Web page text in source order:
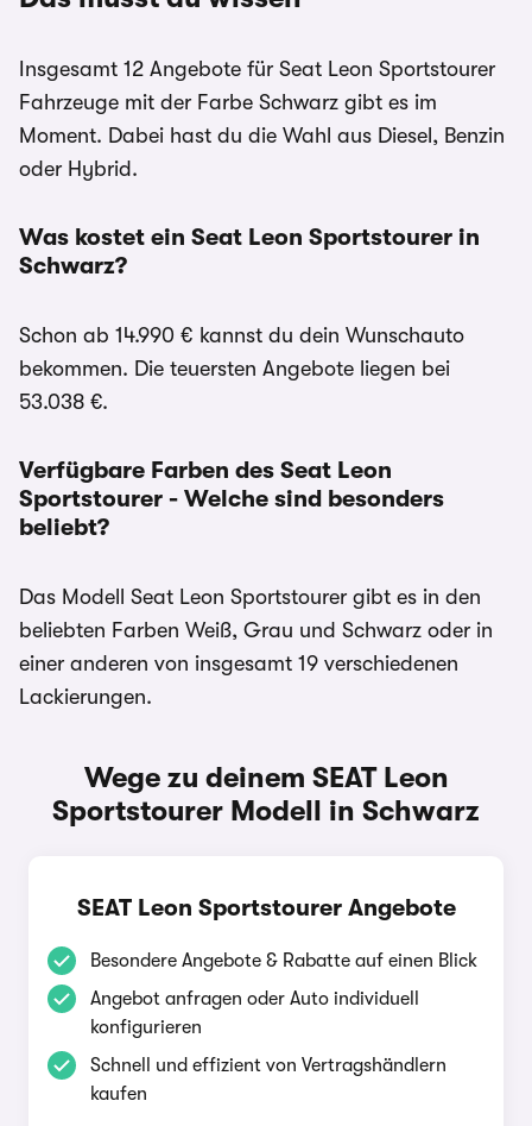
Insgesamt 12 Angebote für Seat Leon Sportstourer
Fahrzeuge mit der Farbe Schwarz gibt es im
Moment. Dabei hast du die Wahl aus Diesel, Benzin
oder Hybrid.
Was kostet ein Seat Leon Sportstourer in
Schwarz?
Schon ab 14.990 € kannst du dein Wunschauto
bekommen. Die teuersten Angebote liegen bei
53.038 €.
Verfügbare Farben des Seat Leon
Sportstourer - Welche sind besonders
beliebt?
Das Modell Seat Leon Sportstourer gibt es in den
beliebten Farben Weiß, Grau und Schwarz oder in
einer anderen von insgesamt 19 verschiedenen
Lackierungen.
Wege zu deinem SEAT Leon
Sportstourer Modell in Schwarz
SEAT Leon Sportstourer Angebote
Besondere Angebote & Rabatte auf einen Blick
Angebot anfragen oder Auto individuell
konfigurieren
Schnell und effizient von Vertragshändlern
kaufen